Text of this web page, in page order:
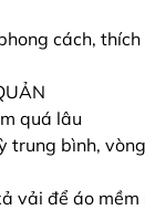
cách, thích
quá lâu
trung bình,
vải để áo